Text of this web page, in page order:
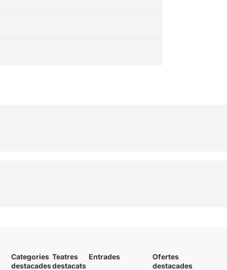
Categories
destacades
Teatres
destacats
Entrades
Ofertes
destacades